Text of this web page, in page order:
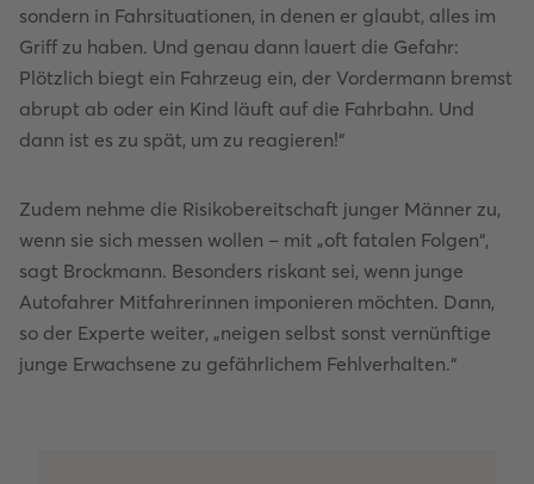
sondern in Fahrsituationen, in denen er glaubt, alles im
Griff zu haben. Und genau dann lauert die Gefahr:
Plötzlich biegt ein Fahrzeug ein, der Vordermann bremst
abrupt ab oder ein Kind läuft auf die Fahrbahn. Und
dann ist es zu spät, um zu reagieren!“
Zudem nehme die Risikobereitschaft junger Männer zu,
wenn sie sich messen wollen – mit „oft fatalen Folgen“,
sagt Brockmann. Besonders riskant sei, wenn junge
Autofahrer Mitfahrerinnen imponieren möchten. Dann,
so der Experte weiter, „neigen selbst sonst vernünftige
junge Erwachsene zu gefährlichem Fehlverhalten.“